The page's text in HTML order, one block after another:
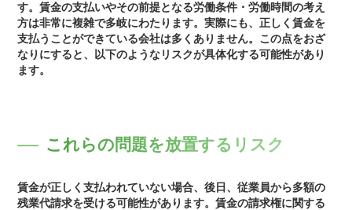
す。賃金の支払いやその前提となる労働条件・労働時間の考え
方は非常に複雑で多岐にわたります。実際にも、正しく賃金を
支払うことができている会社は多くありません。この点をおざ
なりにすると、以下のようなリスクが具体化する可能性があり
ます。
これらの問題を放置するリスク
賃金が正しく支払われていない場合、後日、従業員から多額の
残業代請求を受ける可能性があります。賃金の請求権に関する